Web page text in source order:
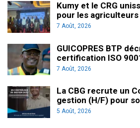
Kumy et le CRG
pour les agriculteurs
7 Août, 2026
GUICOPRES BTP
certification ISO
7 Août, 2026
La CBG recrute un
gestion (H/F) pour
5 Août, 2026